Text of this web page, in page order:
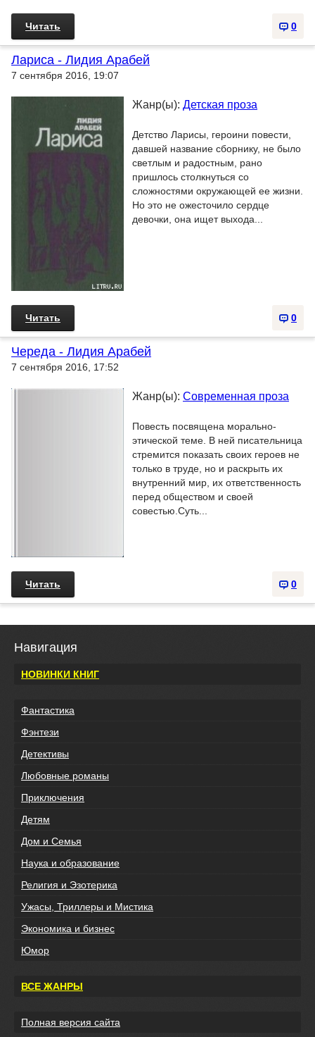
0
Читать
Лариса - Лидия Арабей
7 сентября 2016, 19:07
Жанр(ы): Детская проза
Детство Ларисы, героини повести,
давшей название сборнику, не было
светлым и радостным, рано
пришлось столкнуться со
сложностями окружающей ее жизни.
Но это не ожесточило сердце
девочки, она ищет выхода...
0
Читать
Череда - Лидия Арабей
7 сентября 2016, 17:52
Жанр(ы): Современная проза
Повесть посвящена морально-
этической теме. В ней писательница
стремится показать своих героев не
только в труде, но и раскрыть их
внутренний мир, их ответственность
перед обществом и своей
совестью.Суть...
0
Читать
Навигация
НОВИНКИ КНИГ
Фантастика
Фэнтези
Детективы
Любовные романы
Приключения
Детям
Дом и Семья
Наука и образование
Религия и Эзотерика
Ужасы, Триллеры и Мистика
Экономика и бизнес
Юмор
ВСЕ ЖАНРЫ
Полная версия сайта